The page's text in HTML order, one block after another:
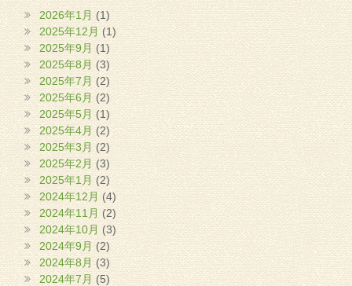
2026年1月(1)
2025年12月 (1)
2025年9月 (1)
2025年8月 (3)
2025年7月 (2)
2025年6月 (2)
2025年5月 (1)
2025年4月 (2)
2025年3月 (2)
2025年2月(3)
2025年1月 (2)
2024年12月 (4)
2024年11月 (2)
2024年10月 (3)
2024年9月 (2)
2024年8月 (3)
2024年7月 (5)